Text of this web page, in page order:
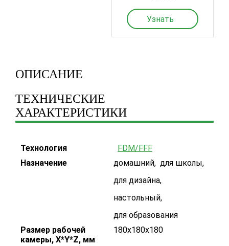
Узнать
ОПИСАНИЕ
ТЕХНИЧЕСКИЕ
ХАРАКТЕРИСТИКИ
Технология
FDM/FFF
Назначение
домашний, для школы,
для дизайна,
настольный,
для образования
Размер рабочей
камеры, X*Y*Z, мм
180х180х180